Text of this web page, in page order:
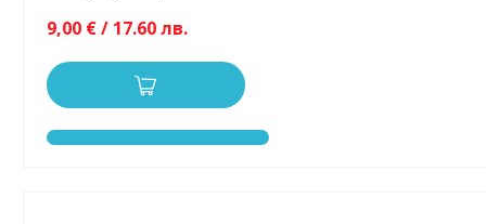
9,00 € / 17.60 лв.